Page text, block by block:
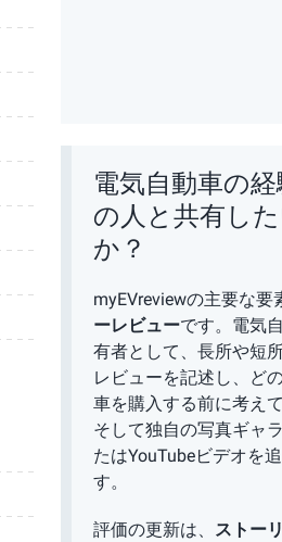
電気自動車の
の人と共有し
か？
myEVreviewの主要な要
ーレビューです。電気
有者として、長所や短
レビューを記述し、ど
車を購入する前に考えて
そして独自の写真ギャ
たはYouTubeビデオを
す。
評価の更新は、 ストー